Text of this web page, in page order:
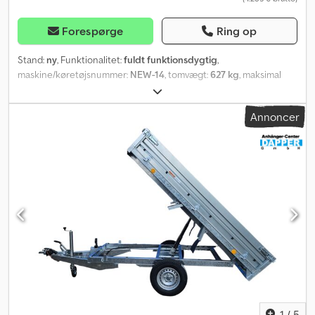
søgemaskine. Billeder kan vise ekstraudstyr. Der tages forbehold
for fejl, ændringer og mellemsalg.
Forespørge Ring op
Stand: ny, Funktionalitet:fuldt funktionsdygtig,
maskine/køretøjsnummer: NEW-14 , tomvægt:627 kg , maksimal
2.700 kg
aksler, længde af lastrum:3.060 mm, læsningsbredde:1.700 mm,
, dækstørrelse:195 /
100 km/h
trailer med bremser, Produktionsår:
, bremser:
, SARIS K1 306 170 2700 2 bagtipper NYT KØRETØJ Crsdpfx
Asghpcajcasf Indvendige mål: 306 cm x 170 cm Sidehøjde: 30 cm
Ladehøjde: 66 cm Totalvægt: 2700 kg Nyttelast: 2073 kg Bremset
tandemtrailer Påløbsbremse og håndbremse fra KNOTT 2x 1350
kg aksler med bremser Lavt chassis Fuldsvejset, varmgalvaniseret
stålramme Aluprofilsider med spændelås Kan klappes ned og
tages af på alle sider 15 mm tyk, skridsikker og robust finérbund
Ekstra stålplade på trægulv Automatisk støttehjul med 400 kg
støttevægt 6 støjreducerende surringsøjer med 800 kg
trækstyrke Forstærkede 13" C-dæk med stålpumpeventil M+S
dæk Net-/rebkroge på rammen 13-polet stik LED-positionslys
Annoncer